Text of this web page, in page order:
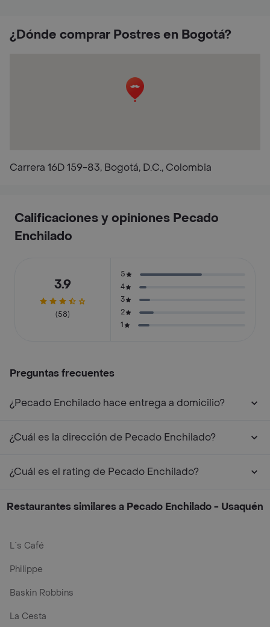
¿Dónde comprar Postres en Bogotá?
Carrera 16D 159-83, Bogotá, D.C., Colombia
Calificaciones y opiniones Pecado
Enchilado
3.9
(58)
5
4
3
2
1
Preguntas frecuentes
¿Pecado Enchilado hace entrega a domicilio?
¿Cuál es la dirección de Pecado Enchilado?
¿Cuál es el rating de Pecado Enchilado?
Restaurantes similares a Pecado Enchilado - Usaquén
L´s Café
Philippe
Baskin Robbins
La Cesta